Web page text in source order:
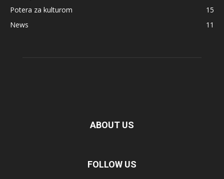
Potera za kulturom
15
News
11
ABOUT US
FOLLOW US